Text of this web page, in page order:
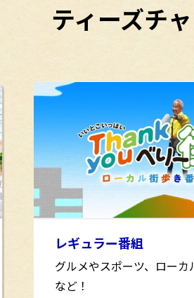
ティーズチ
レギュラー番組
グルメやスポーツ、ローカ
など！